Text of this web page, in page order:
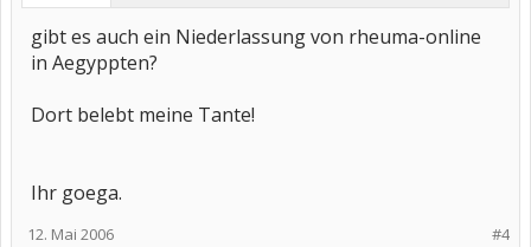
gibt es auch ein Niederlassung von rheuma-online
in Aegyppten?
Dort belebt meine Tante!
Ihr goega.
#4
12. Mai 2006